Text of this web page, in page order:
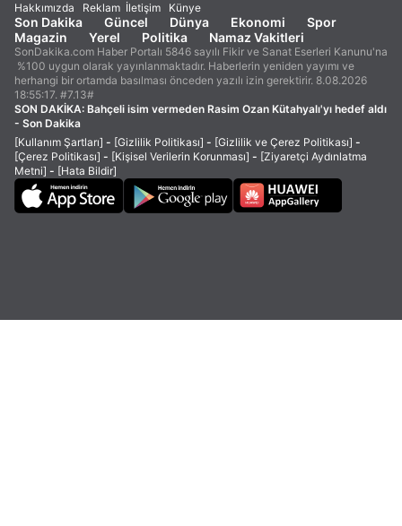
Hakkımızda Reklam İletişim Künye
Son Dakika Güncel Dünya Ekonomi
Spor
Magazin
Yerel Politika Namaz Vakitleri
SonDakika.com Haber Portalı 5846 sayılı Fikir ve Sanat Eserleri Kanunu'na
%100 uygun olarak yayınlanmaktadır. Haberlerin yeniden yayımı ve
herhangi bir ortamda basılması önceden yazılı izin gerektirir. 8.08.2026
18:55:17. #7.13#
SON DAKİKA: Bahçeli isim vermeden Rasim Ozan Kütahyalı'yı hedef aldı
- Son Dakika
[Kullanım Şartları] - [Gizlilik Politikası] - [Gizlilik ve Çerez Politikası] -
[Çerez Politikası] - [Kişisel Verilerin Korunması] - [Ziyaretçi Aydınlatma
Metni] - [Hata Bildir]